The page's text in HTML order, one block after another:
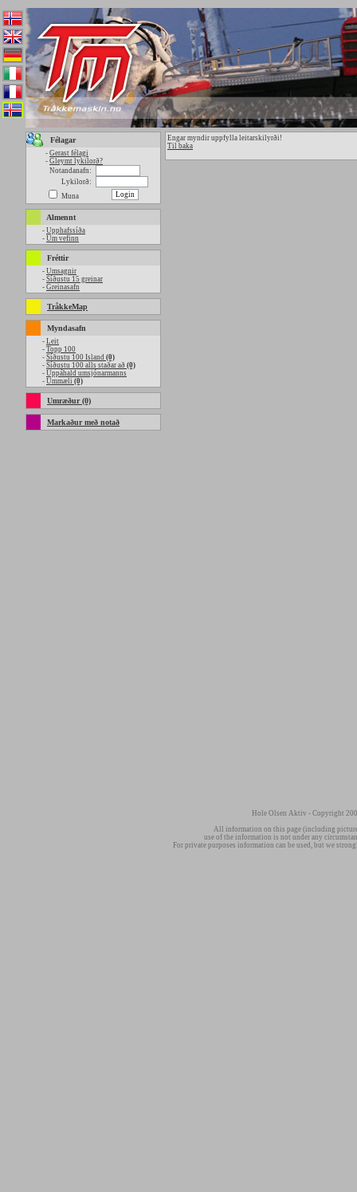
Félagar
- Gerast félagi
- Gleymt lykilorð?
Notandanafn:
Lykilorð:
Muna
Almennt
- Upphafssíða
- Um vefinn
Fréttir
- Umsagnir
- Síðustu 15 greinar
- Greinasafn
TråkkeMap
Myndasafn
- Leit
- Topp 100
- Síðustu 100 Island (0)
- Síðustu 100 alls staðar að (0)
- Uppáhald umsjónarmanns
- Ummæli (0)
Umræður (0)
Markaður með notað
Engar myndir uppfylla leitarskilyrði!
Til baka
Hole Olsen Aktiv - Copyright
All information on this page (including
use of the information is not under any
For private purposes information can be used, but we